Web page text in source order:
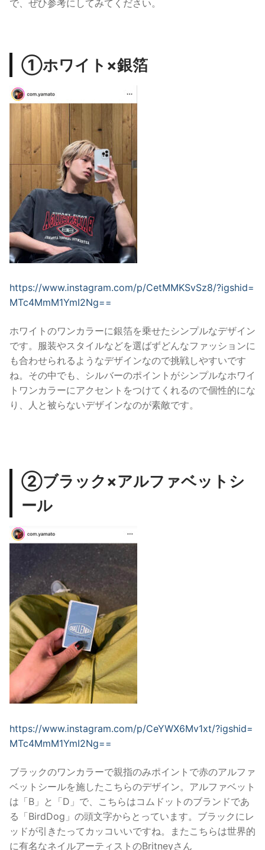
で、ぜひ参考にしてみてください。
①ホワイト×銀箔
https://www.instagram.com/p/CetMMKSvSz8/?igshid=
MTc4MmM1YmI2Ng==
ホワイトのワンカラーに銀箔を乗せたシンプルなデザイン
です。服装やスタイルなどを選ばずどんなファッションに
も合わせられるようなデザインなので挑戦しやすいです
ね。その中でも、シルバーのポイントがシンプルなホワイ
トワンカラーにアクセントをつけてくれるので個性的にな
り、人と被らないデザインなのが素敵です。
②ブラック×アルファベットシ
ール
https://www.instagram.com/p/CeYWX6Mv1xt/?igshid=
MTc4MmM1YmI2Ng==
ブラックのワンカラーで親指のみポイントで赤のアルファ
ベットシールを施したこちらのデザイン。アルファベット
は「B」と「D」で、こちらはコムドットのブランドであ
る「BirdDog」の頭文字からとっています。ブラックにレ
ッドが引きたってカッコいいですね。またこちらは世界的
に有名なネイルアーティストのBritneyさん